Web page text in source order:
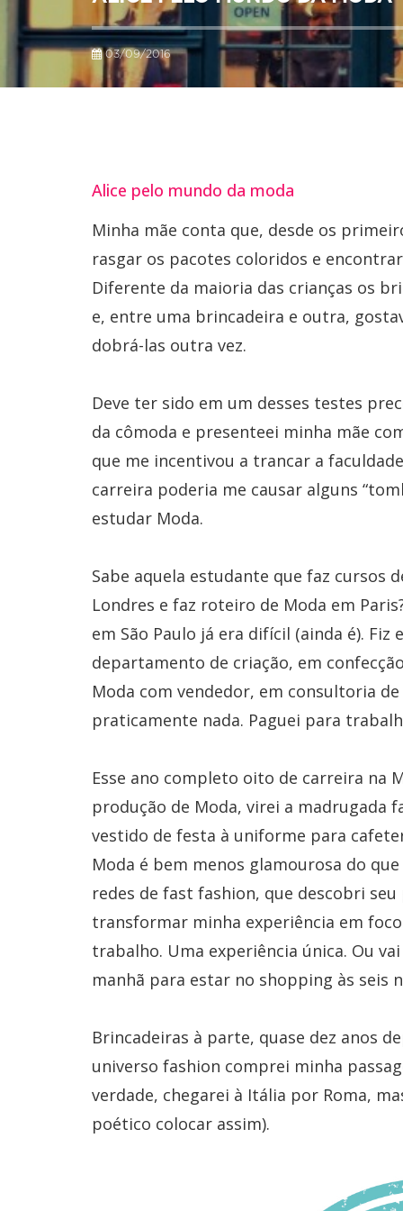
03/09/2016
Alice pelo mundo da moda
Minha mãe conta que, desde os
rasgar os pacotes coloridos e
Diferente da maioria das crianças os
e, entre uma brincadeira e outra,
dobrá-las outra vez.
Deve ter sido em um desses testes
da cômoda e presenteei minha mãe
que me incentivou a trancar a
carreira poderia me causar alguns
estudar Moda.
Sabe aquela estudante que faz cursos
Londres e faz roteiro de Moda em
em São Paulo já era difícil (ainda é).
departamento de criação, em
Moda com vendedor, em consultoria
praticamente nada. Paguei para
Esse ano completo oito de carreira na
produção de Moda, virei a madrugada
vestido de festa à uniforme para
Moda é bem menos glamourosa do
redes de fast fashion, que descobri
transformar minha experiência em
trabalho. Uma experiência única. Ou
manhã para estar no shopping às seis
Brincadeiras à parte, quase dez anos
universo fashion comprei minha
verdade, chegarei à Itália por Roma,
poético colocar assim).